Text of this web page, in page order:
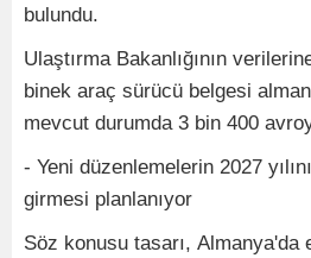
bulundu.
Ulaştırma Bakanlığının
binek araç sürücü belgesi
mevcut durumda 3 bin 400
- Yeni düzenlemelerin 2027
girmesi planlanıyor
Söz konusu tasarı, Almanya'da